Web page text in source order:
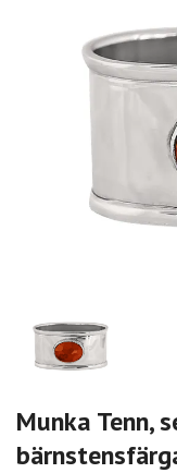
Munka Tenn,